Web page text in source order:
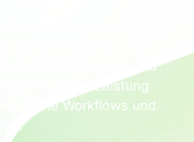
Grafikprozessoren und
mit mehr Leistung
deine Workflows und